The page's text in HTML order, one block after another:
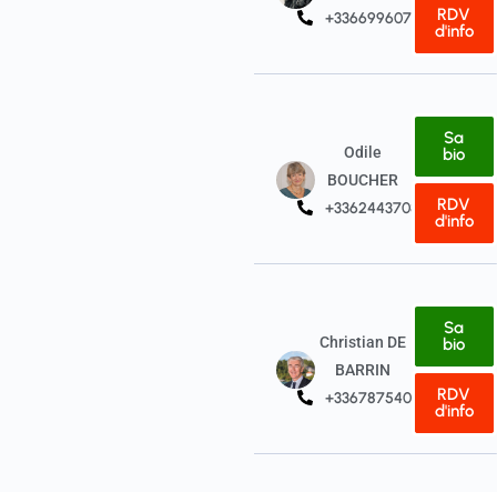
+33669960750
RDV
d'info
Odile
BOUCHER
+33624437080
Sa
bio
RDV
d'info
Christian DE
BARRIN
+33678754076
Sa
bio
RDV
d'info